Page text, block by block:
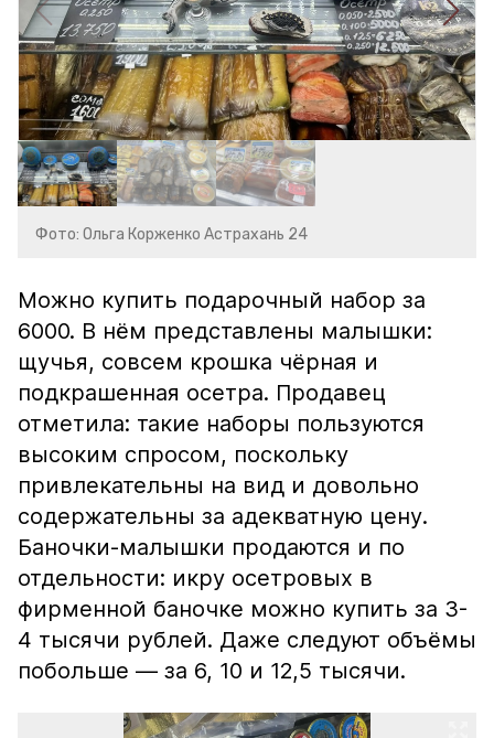
Фото: Ольга Корженко Астрахань 24
Можно купить подарочный набор за
6000. В нём представлены малышки:
щучья, совсем крошка чёрная и
подкрашенная осетра. Продавец
отметила: такие наборы пользуются
высоким спросом, поскольку
привлекательны на вид и довольно
содержательны за адекватную цену.
Баночки-малышки продаются и по
отдельности: икру осетровых в
фирменной баночке можно купить за 3-
4 тысячи рублей. Даже следуют объёмы
побольше — за 6, 10 и 12,5 тысячи.